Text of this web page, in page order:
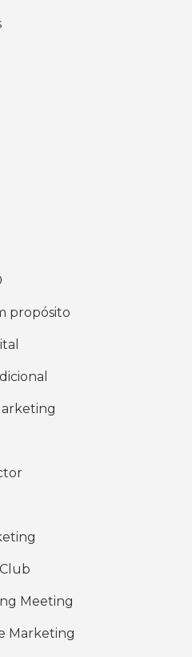
propósito
Meeting
Marketing